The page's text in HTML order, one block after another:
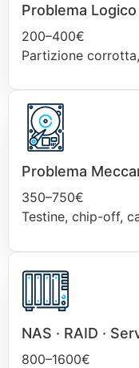
Problema Logico
200–400€
Partizione
Problema
350–750€
Testine, chip-off,
NAS · RAID ·
800–1600€